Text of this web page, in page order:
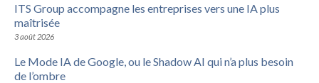
ITS Group accompagne les entreprises vers une IA plus
maîtrisée
3 août 2026
Le Mode IA de Google, ou le Shadow AI qui n’a plus besoin
de l’ombre